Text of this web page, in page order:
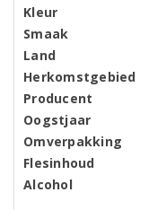
Kleur
Smaak
Land
Herkomstgebied
Producent
Oogstjaar
Omverpakking
Flesinhoud
Alcohol